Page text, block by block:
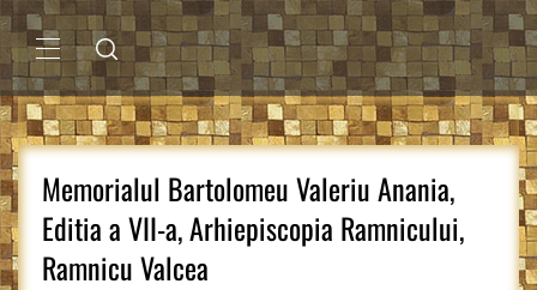
Sari
la
conținutMENIU
PRINCIPAL
Memorialul Bartolomeu Valeriu Anania,
Editia a VII-a, Arhiepiscopia Ramnicului,
Ramnicu Valcea